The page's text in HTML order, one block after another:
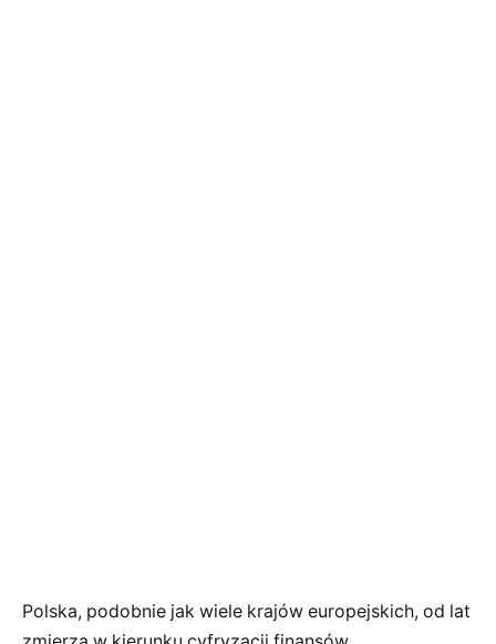
Polska, podobnie jak wiele krajów europejskich, od lat